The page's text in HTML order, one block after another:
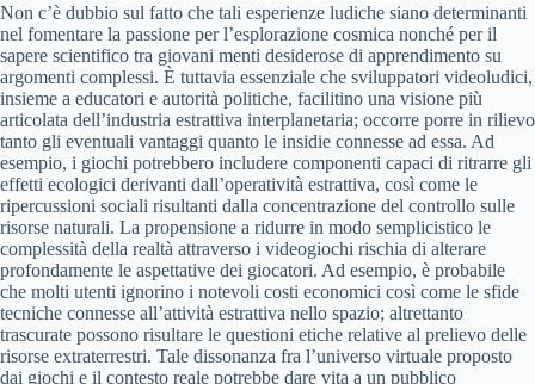
Non c’è dubbio sul fatto che tali esperienze ludiche siano determinanti
nel fomentare la passione per l’esplorazione cosmica nonché per il
sapere scientifico tra giovani menti desiderose di apprendimento su
argomenti complessi. È tuttavia essenziale che sviluppatori videoludici,
insieme a educatori e autorità politiche, facilitino una visione più
articolata dell’industria estrattiva interplanetaria; occorre porre in rilievo
tanto gli eventuali vantaggi quanto le insidie connesse ad essa. Ad
esempio, i giochi potrebbero includere componenti capaci di ritrarre gli
effetti ecologici derivanti dall’operatività estrattiva, così come le
ripercussioni sociali risultanti dalla concentrazione del controllo sulle
risorse naturali. La propensione a ridurre in modo semplicistico le
complessità della realtà attraverso i videogiochi rischia di alterare
profondamente le aspettative dei giocatori. Ad esempio, è probabile
che molti utenti ignorino i notevoli costi economici così come le sfide
tecniche connesse all’attività estrattiva nello spazio; altrettanto
trascurate possono risultare le questioni etiche relative al prelievo delle
risorse extraterrestri. Tale dissonanza fra l’universo virtuale proposto
dai giochi e il contesto reale potrebbe dare vita a un pubblico